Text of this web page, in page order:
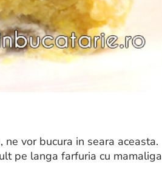
vor bucura in seara aceasta.
pe langa farfuria cu mamaliga